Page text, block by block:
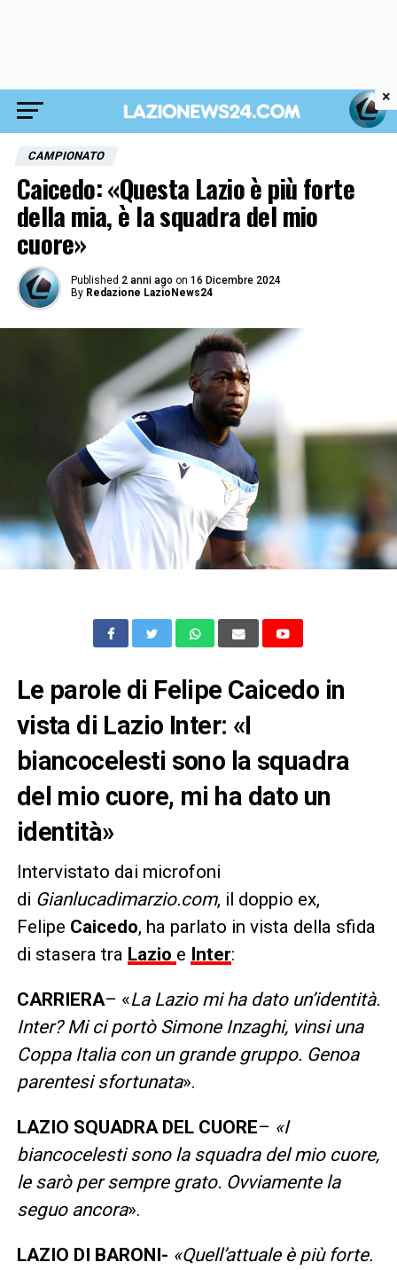
CAMPIONATO
Caicedo: «Questa Lazio è più forte
della mia, è la squadra del mio
cuore»
Published 2 anni ago on 16 Dicembre 2024
By Redazione LazioNews24
Le parole di Felipe Caicedo in
vista di Lazio Inter: «I
biancocelesti sono la squadra
del mio cuore, mi ha dato un
identità»
Intervistato dai microfoni
di Gianlucadimarzio.com, il doppio ex,
Felipe Caicedo, ha parlato in vista della sfida
di stasera tra Lazio e Inter:
CARRIERA– «La Lazio mi ha dato un’identità.
Inter? Mi ci portò Simone Inzaghi, vinsi una
Coppa Italia con un grande gruppo. Genoa
parentesi sfortunata».
LAZIO SQUADRA DEL CUORE– «I
biancocelesti sono la squadra del mio cuore,
le sarò per sempre grato. Ovviamente la
seguo ancora».
LAZIO DI BARONI- «Quell’attuale è più forte.
×